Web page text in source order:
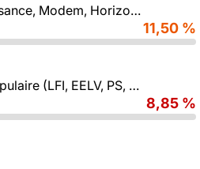
Modem, Horizons)
11,50 %
(LFI, EELV, PS, PCF)
8,85 %